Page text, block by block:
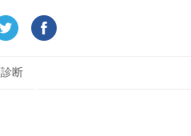
断